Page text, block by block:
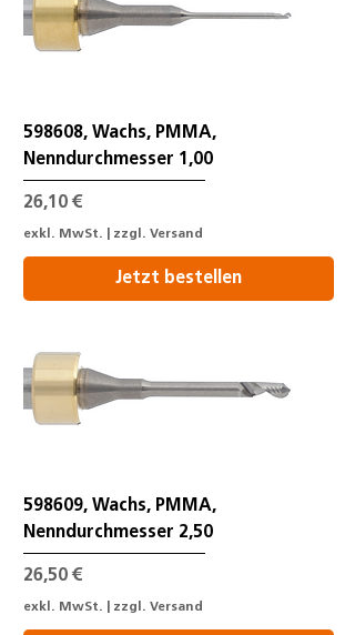
598608, Wachs, PMMA,
Nenndurchmesser 1,00
Preis
26,10 €
exkl. MwSt. zzgl. Versand
Jetzt bestellen
598609, Wachs, PMMA,
Nenndurchmesser 2,50
Preis
26,50 €
exkl. MwSt. zzgl. Versand